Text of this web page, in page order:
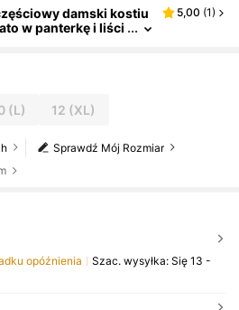
damski kostiu
w panterkę i liści
5,00 (1)
(L) 12 (XL)
Sprawdź Mój Rozmiar
opóźnienia Szac. wysyłka: Się 13 -